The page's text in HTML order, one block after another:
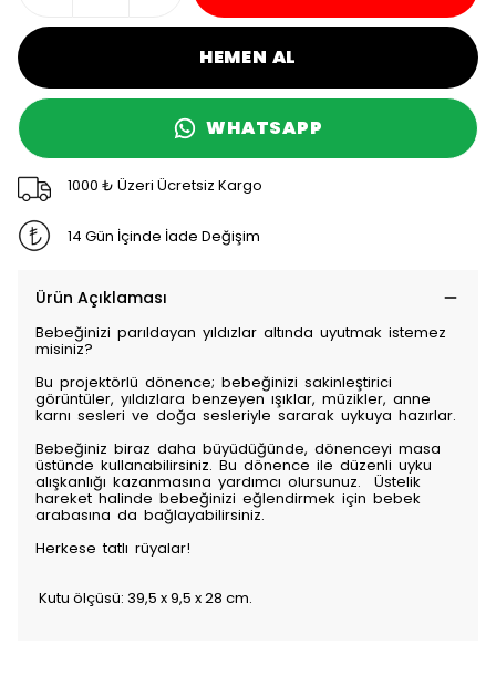
HEMEN AL
WHATSAPP
1000 ₺ Üzeri Ücretsiz Kargo
14 Gün İçinde İade Değişim
Ürün Açıklaması
Bebeğinizi parıldayan yıldızlar altında uyutmak istemez
misiniz?
Bu projektörlü dönence; bebeğinizi sakinleştirici
görüntüler, yıldızlara benzeyen ışıklar, müzikler, anne
karnı sesleri ve doğa sesleriyle sararak uykuya hazırlar.
Bebeğiniz biraz daha büyüdüğünde, dönenceyi masa
üstünde kullanabilirsiniz. Bu dönence ile düzenli uyku
alışkanlığı kazanmasına yardımcı olursunuz. Üstelik
hareket halinde bebeğinizi eğlendirmek için bebek
arabasına da bağlayabilirsiniz.
Herkese tatlı rüyalar!
Kutu ölçüsü: 39,5 x 9,5 x 28 cm.